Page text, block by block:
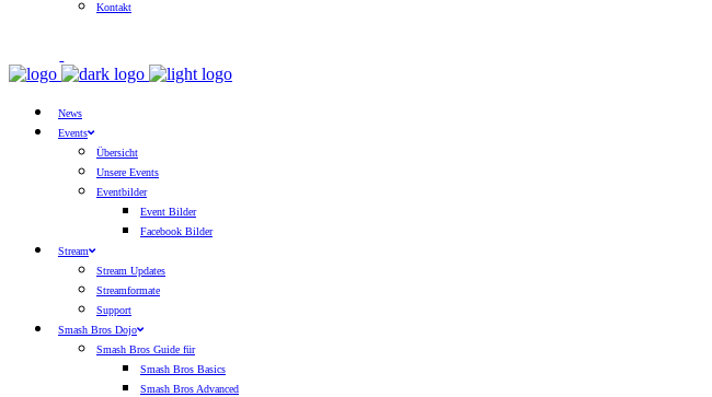
Kontakt
News
Events
Übersicht
Unsere Events
Eventbilder
Event Bilder
Facebook Bilder
Stream
Stream Updates
Streamformate
Support
Smash Bros Dojo
Smash Bros Guide für
Smash Bros Basics
Smash Bros Advanced